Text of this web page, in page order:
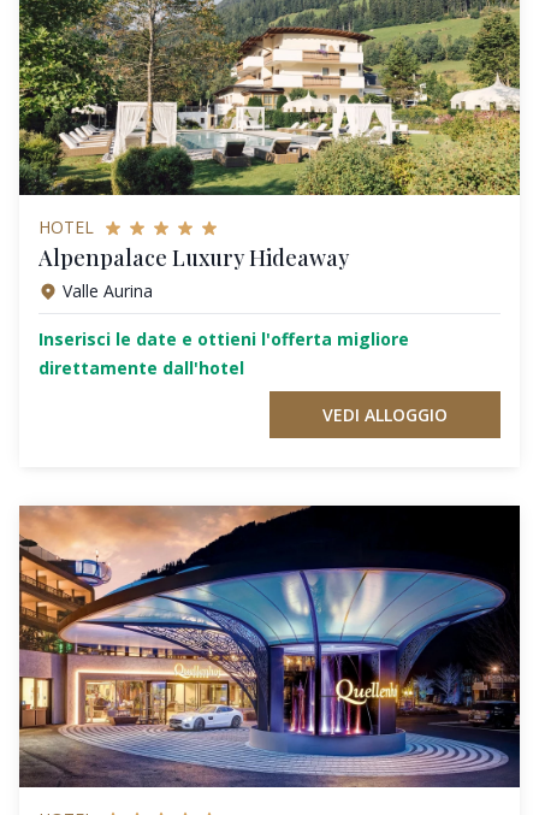
HOTEL
Alpenpalace Luxury Hideaway
Valle Aurina
Inserisci le date e ottieni l'offerta migliore
direttamente dall'hotel
VEDI ALLOGGIO